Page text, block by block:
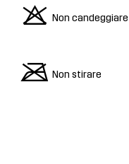
o Non candeggiare
m Non stirare